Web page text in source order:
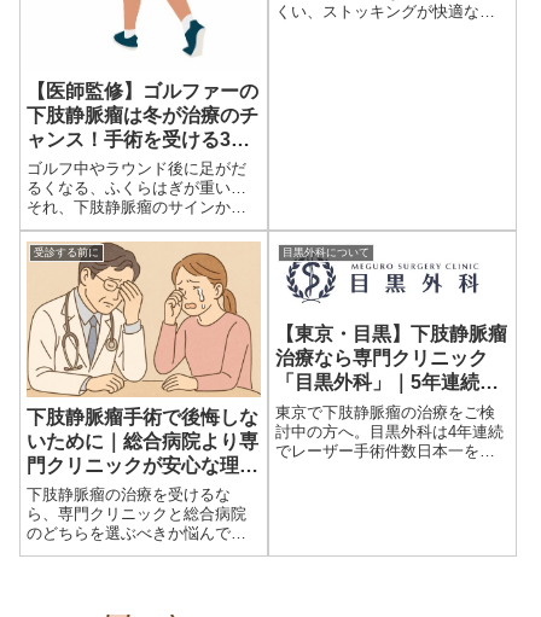
【医師監修】ゴルファーの
下肢静脈瘤は冬が治療のチ
ャンス！手術を受ける3つ
の理由
ゴルフ中やラウンド後に足がだ
るくなる、ふくらはぎが重い…
それ、下肢静脈瘤のサインかも
しれません。この記事では、ゴ
ルファーに多い静脈のトラブル
と予防法、対策を専門医が詳し
く解説します。
くい、ストッキングが快適な
受診する前に
下肢静脈瘤手術で後悔しな
いために｜総合病院より専
門クリニックが安心な理由
【目黒外科】
下肢静脈瘤の治療を受けるな
ら、専門クリニックと総合病院
のどちらを選ぶべきか悩んでい
ませんか？本記事では、両者の
説します。後悔しない医療機関
目黒外科について
【東京・目黒】下肢静脈瘤
治療なら専門クリニック
「目黒外科」｜5年連続日
本一の実績と最先端技術
東京で下肢静脈瘤の治療をご検
討中の方へ。目黒外科は4年連続
でレーザー手術件数日本一を誇